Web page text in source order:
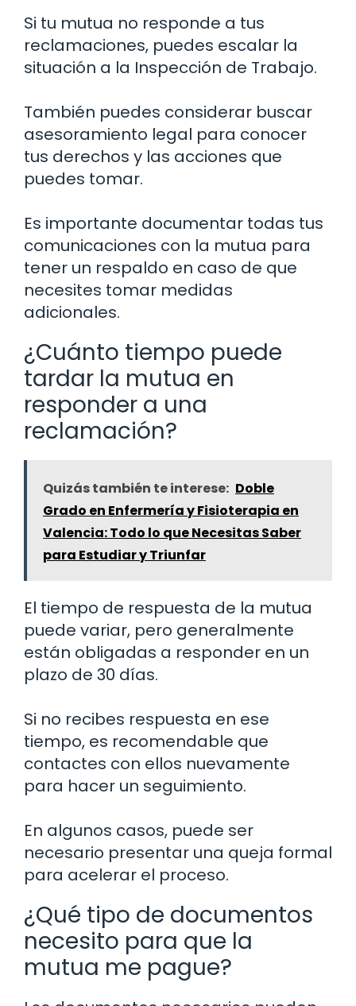
Si tu mutua no responde a tus
reclamaciones, puedes escalar la
situación a la Inspección de Trabajo.
También puedes considerar buscar
asesoramiento legal para conocer
tus derechos y las acciones que
puedes tomar.
Es importante documentar todas tus
comunicaciones con la mutua para
tener un respaldo en caso de que
necesites tomar medidas
adicionales.
¿Cuánto tiempo puede
tardar la mutua en
responder a una
reclamación?
Quizás también te interese: Doble
Grado en Enfermería y Fisioterapia en
Valencia: Todo lo que Necesitas Saber
para Estudiar y Triunfar
El tiempo de respuesta de la mutua
puede variar, pero generalmente
están obligadas a responder en un
plazo de 30 días.
Si no recibes respuesta en ese
tiempo, es recomendable que
contactes con ellos nuevamente
para hacer un seguimiento.
En algunos casos, puede ser
necesario presentar una queja formal
para acelerar el proceso.
¿Qué tipo de documentos
necesito para que la
mutua me pague?